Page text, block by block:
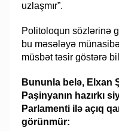
uzlaşmır”.
Politoloqun sözlərinə
bu məsələyə
müsbət təsir göstərə
Bununla belə, Elxan
Paşinyanın hazırkı
Parlamenti ilə açıq
görünmür: